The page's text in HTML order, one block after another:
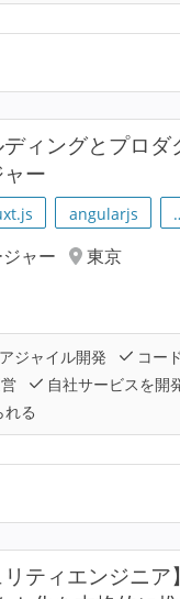
ィングとプロ
ー
angularjs
ャー
東京
アジャイル開発
コー
自社サービスを開
る
ティエンジニ